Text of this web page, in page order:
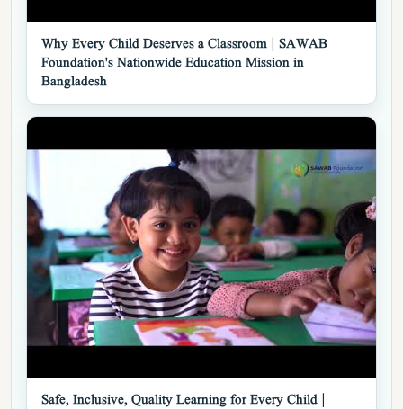
▶
Why Every Child Deserves a Classroom | SAWAB
Foundation's Nationwide Education Mission in
Bangladesh
▶
Safe, Inclusive, Quality Learning for Every Child |